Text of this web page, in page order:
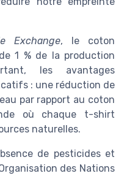
Exchange, le coton
1 % de la production
les avantages
: une réduction de
par rapport au coton
où chaque t-shirt
naturelles.
de pesticides et
des Nations